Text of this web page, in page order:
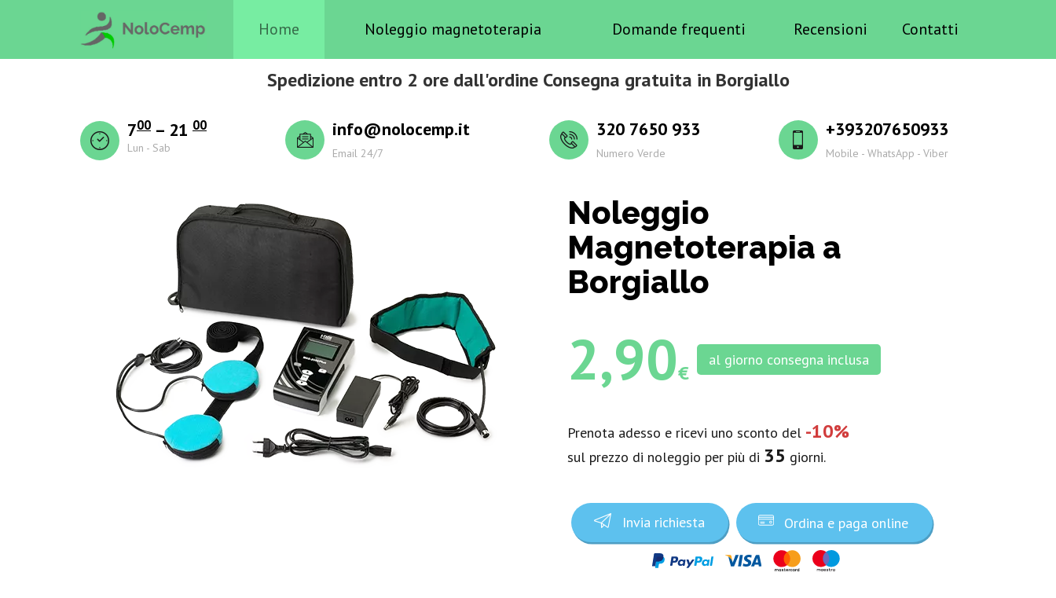
Home Noleggio magnetoterapia Domande frequenti Recensioni Contatti
Spedizione entro 2 ore dall'ordine Consegna gratuita in Borgiallo
700 – 21 00
Lun - Sab
info@nolocemp.it
Email 24/7
320 7650 933
Numero Verde
+393207650933
Mobile - WhatsApp - Viber
Noleggio
Magnetoterapia a
Borgiallo
2,90€
al giorno consegna inclusa
Prenota adesso e ricevi uno sconto del -10%
sul prezzo di noleggio per più di 35 giorni.
Invia richiesta Ordina e paga online